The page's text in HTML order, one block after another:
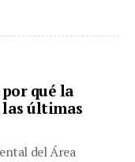
qué la
últimas
del Área